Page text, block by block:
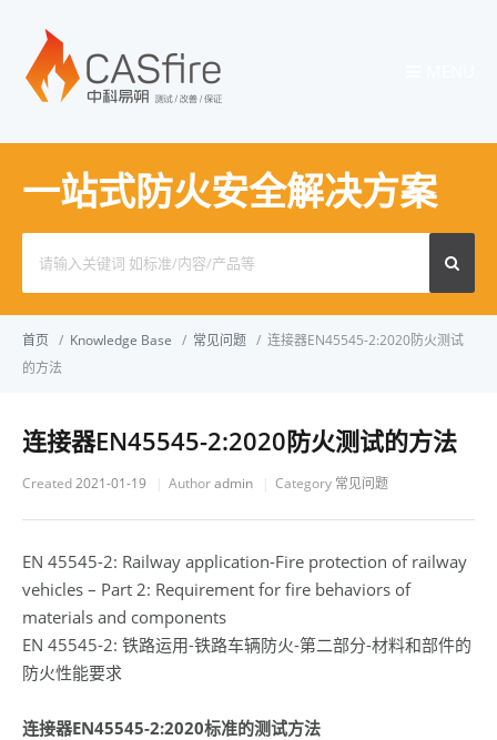
一站式防火安全解决方案
for:
首页 / Knowledge Base / 常见问题 / 连接器EN45545-2:2020防火测试
的方法
连接器EN45545-2:2020防火测试的方法
Created2021-01-19 Authoradmin Category 常见问题
EN 45545-2: Railway application-Fire protection of railway
vehicles – Part 2: Requirement for fire behaviors of
materials and components
EN 45545-2: 铁路运用-铁路车辆防火-第二部分-材料和部件的
防火性能要求
连接器EN45545-2:2020标准的测试方法